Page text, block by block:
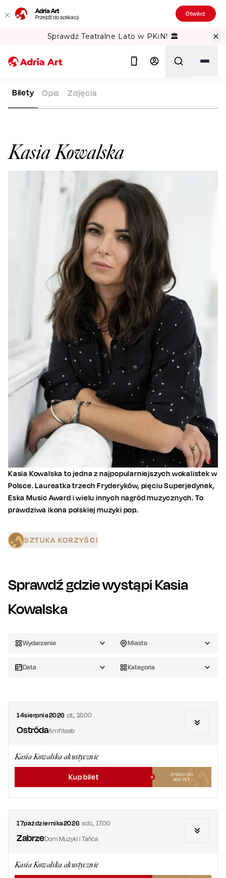
Adria Art
Przejdź do aplikacji Otwórz
Sprawdź Teatralne Lato w PKiN! 🏛️
ADRIA ART ARTYŚCI KASIA KOWALSKA
Kasia Kowalska
Bilety Opis Zdjęcia
Kasia Kowalska to jedna z najpopularniejszych wokalistek w
Polsce. Laureatka trzech Fryderyków, pięciu Superjedynek,
Eska Music Award i wielu innych nagród muzycznych. To
prawdziwa ikona polskiej muzyki pop.
SZTUKA KORZYŚCI
Sprawdź gdzie wystąpi Kasia
Kowalska
Wydarzenie Miasto
Data Kategoria
14sierpnia2026 pt., 18.00
OstródaAmfiteatr
Kasia Kowalska akustycznie
Kup bilet
ZYSKAJ OD
360 PKT
17października2026 sob.,17.00
ZabrzeDom Muzyki i Tańca
Kasia Kowalska akustycznie